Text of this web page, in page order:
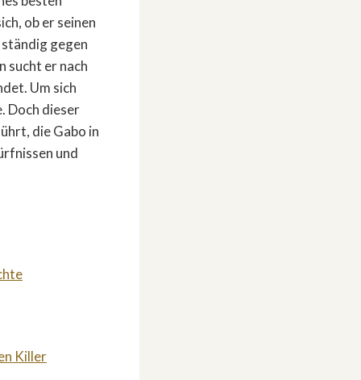
ob er seinen
ständig gegen
sucht er nach
Um sich
Doch dieser
die Gabo in
und
Killer